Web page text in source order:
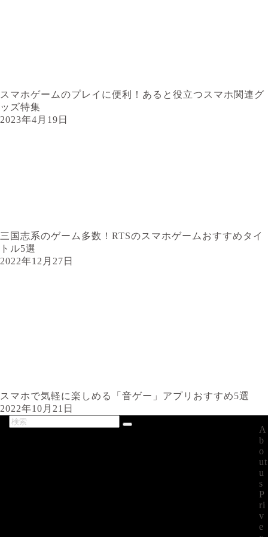
スマホゲームのプレイに便利！あると役立つスマホ関連グ
ッズ特集
2023年4月19日
三国志系のゲーム多数！RTSのスマホゲームおすすめタイ
トル5選
2022年12月27日
スマホで気軽に楽しめる「音ゲー」アプリおすすめ5選
2022年10月21日
A
b
o
ut
u
s
P
ri
v
e